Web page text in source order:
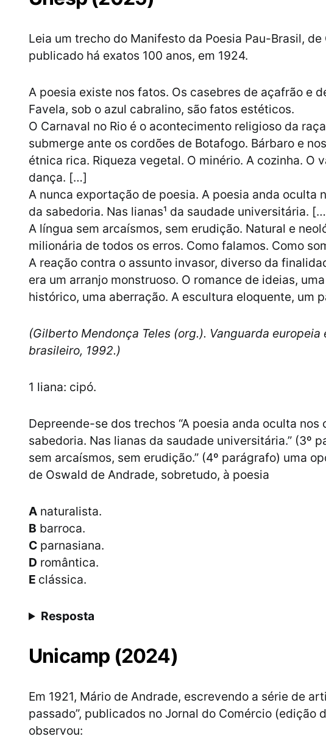
Leia um trecho do Manifesto da Poesia Pau-Brasil,
publicado há exatos 100 anos, em 1924.
A poesia existe nos fatos. Os casebres de açafrão e
Favela, sob o azul cabralino, são fatos estéticos.
O Carnaval no Rio é o acontecimento religioso da
submerge ante os cordões de Botafogo. Bárbaro e
étnica rica. Riqueza vegetal. O minério. A cozinha. O
dança. […]
A nunca exportação de poesia. A poesia anda oculta
da sabedoria. Nas lianas¹ da saudade universitária.
A língua sem arcaísmos, sem erudição. Natural e
milionária de todos os erros. Como falamos. Como
A reação contra o assunto invasor, diverso da
era um arranjo monstruoso. O romance de ideias,
histórico, uma aberração. A escultura eloquente, um
(Gilberto Mendonça Teles (org.). Vanguarda europeia
brasileiro, 1992.)
1 liana: cipó.
Depreende-se dos trechos “A poesia anda oculta nos
sabedoria. Nas lianas da saudade universitária.” (3º
sem arcaísmos, sem erudição.” (4º parágrafo) uma
de Oswald de Andrade, sobretudo, à poesia
A naturalista.
B barroca.
C parnasiana.
D romântica.
E clássica.
Resposta
Unicamp (2024)
Em 1921, Mário de Andrade, escrevendo a série de
passado”, publicados no Jornal do Comércio (edição
observou: